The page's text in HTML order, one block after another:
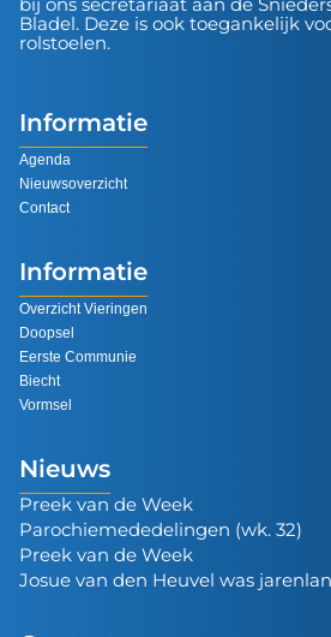
Bladel. Deze is ook toegankelijk
rolstoelen.
Informatie
Agenda
Nieuwsoverzicht
Contact
Informatie
Overzicht Vieringen
Doopsel
Eerste Communie
Biecht
Vormsel
Nieuws
Preek van de Week
Parochiemededelingen (wk. 32)
Preek van de Week
Josue van den Heuvel was